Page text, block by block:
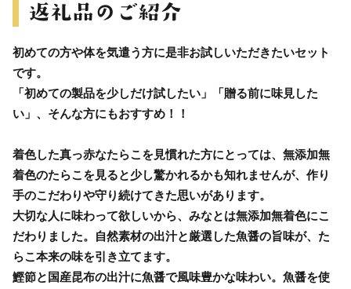
初めての方や体を気遣う方に是非お試しいただきたいセット
です。
「初めての製品を少しだけ試したい」「贈る前に味見した
い」、そんな方にもおすすめ！！
着色した真っ赤なたらこを見慣れた方にとっては、無添加無
着色のたらこを見ると少し驚かれるかも知れませんが、作り
手のこだわりや守り続けてきた思いがあります。
大切な人に味わって欲しいから、みなとは無添加無着色にこ
だわりました。自然素材の出汁と厳選した魚醤の旨味が、た
らこ本来の味を引き立てます。
鰹節と国産昆布の出汁に魚醤で風味豊かな味わい。魚醤を使